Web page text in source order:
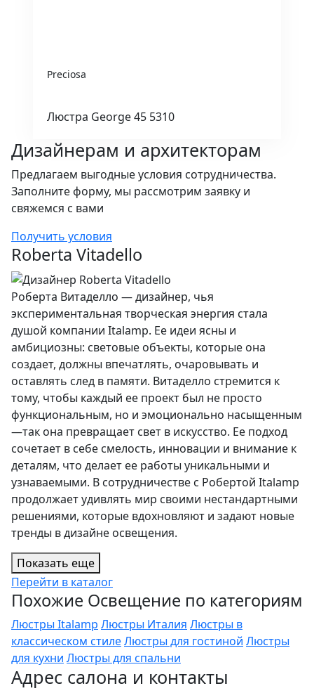
Preciosa
Люстра George 45 5310
Дизайнерам и архитекторам
Предлагаем выгодные условия сотрудничества.
Заполните форму, мы рассмотрим заявку и
свяжемся с вами
Получить условия
Roberta Vitadello
Роберта Витаделло — дизайнер, чья
экспериментальная творческая энергия стала
душой компании Italamp. Ее идеи ясны и
амбициозны: световые объекты, которые она
создает, должны впечатлять, очаровывать и
оставлять след в памяти. Витаделло стремится к
тому, чтобы каждый ее проект был не просто
функциональным, но и эмоционально насыщенным
—так она превращает свет в искусство. Ее подход
сочетает в себе смелость, инновации и внимание к
деталям, что делает ее работы уникальными и
узнаваемыми. В сотрудничестве с Робертой Italamp
продолжает удивлять мир своими нестандартными
решениями, которые вдохновляют и задают новые
тренды в дизайне освещения.
Показать еще
Перейти в каталог
Похожие Освещение по категориям
Люстры Italamp Люстры Италия Люстры в
классическом стилеЛюстры для гостиной Люстры
для кухни Люстры для спальни
Адрес салона и контакты